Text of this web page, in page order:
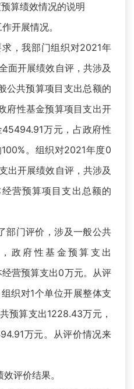
算绩效情况的说明
开展情况。
，我部门组织对2021年
面开展绩效自评，共涉及
公共预算项目支出总额的
府性基金预算项目支出开
万元，占政府性
。组织对2021年度0
出开展绩效自评，共涉及
营预算项目支出总额的
门评价，涉及一般公共
政府性基金预算支出
营预算支出0万元。从评
织对1个单位开展整体支
预算支出1228.43万元，
万元。从评价情况来
评价结果。